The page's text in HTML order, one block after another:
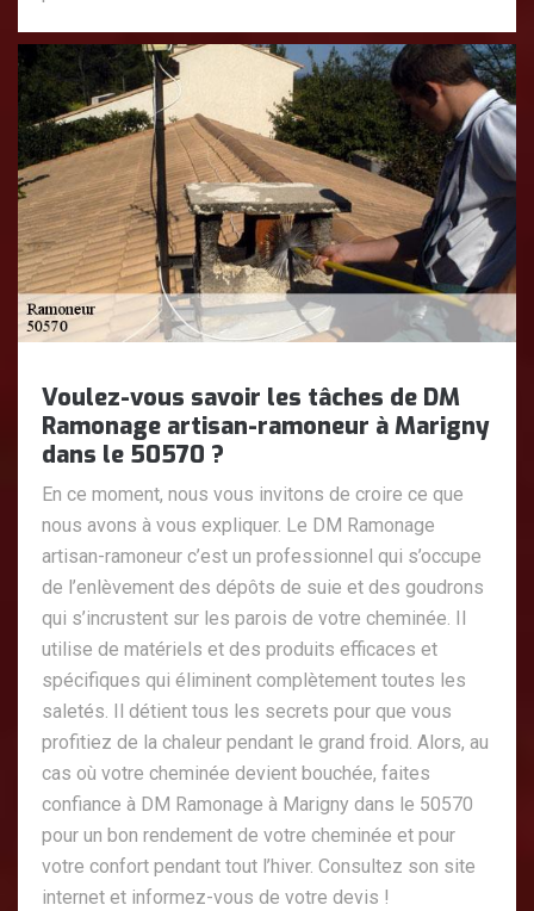
Voulez-vous savoir les tâches de DM
Ramonage artisan-ramoneur à Marigny
dans le 50570 ?
En ce moment, nous vous invitons de croire ce que
nous avons à vous expliquer. Le DM Ramonage
artisan-ramoneur c’est un professionnel qui s’occupe
de l’enlèvement des dépôts de suie et des goudrons
qui s’incrustent sur les parois de votre cheminée. Il
utilise de matériels et des produits efficaces et
spécifiques qui éliminent complètement toutes les
saletés. Il détient tous les secrets pour que vous
profitiez de la chaleur pendant le grand froid. Alors, au
cas où votre cheminée devient bouchée, faites
confiance à DM Ramonage à Marigny dans le 50570
pour un bon rendement de votre cheminée et pour
votre confort pendant tout l’hiver. Consultez son site
internet et informez-vous de votre devis !